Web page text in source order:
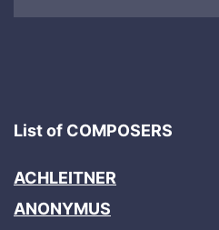
List of COMPOSERS
ACHLEITNER
ANONYMUS